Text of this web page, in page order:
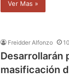
Ver Mas »
Freidder Alfonzo
Desarrollarán
masificación